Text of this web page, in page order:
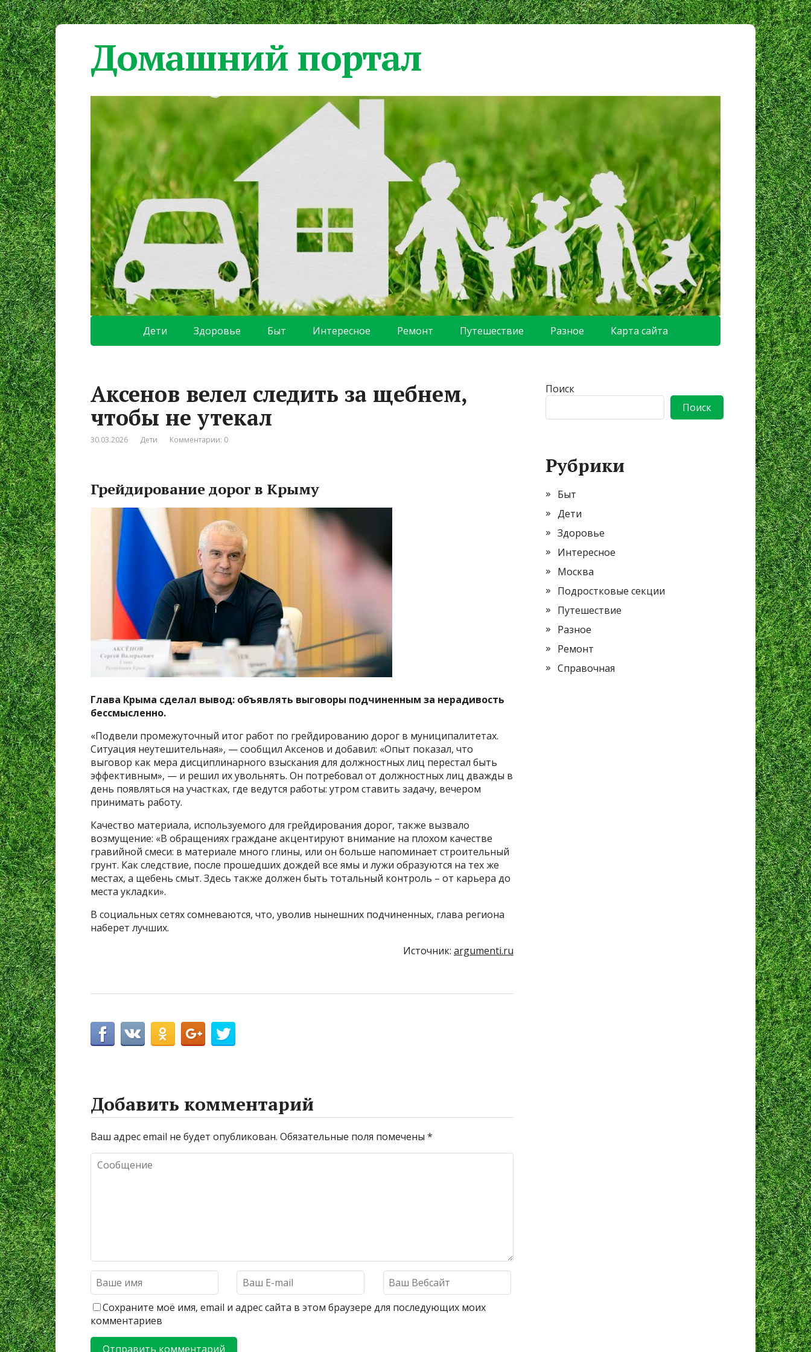
Домашний портал
Дети Здоровье Быт Интересное Ремонт Путешествие Разное Карта сайта
Аксенов велел следить за щебнем,
чтобы не утекал
30.03.2026 Дети Комментарии: 0
Грейдирование дорог в Крыму
Глава Крыма сделал вывод: объявлять выговоры подчиненным за нерадивость
бессмысленно.
«Подвели промежуточный итог работ по грейдированию дорог в муниципалитетах.
Ситуация неутешительная», — сообщил Аксенов и добавил: «Опыт показал, что
выговор как мера дисциплинарного взыскания для должностных лиц перестал быть
эффективным», — и решил их увольнять. Он потребовал от должностных лиц дважды в
день появляться на участках, где ведутся работы: утром ставить задачу, вечером
принимать работу.
Качество материала, используемого для грейдирования дорог, также вызвало
возмущение: «В обращениях граждане акцентируют внимание на плохом качестве
гравийной смеси: в материале много глины, или он больше напоминает строительный
грунт. Как следствие, после прошедших дождей все ямы и лужи образуются на тех же
местах, а щебень смыт. Здесь также должен быть тотальный контроль – от карьера до
места укладки».
В социальных сетях сомневаются, что, уволив нынешних подчиненных, глава региона
наберет лучших.
Источник: argumenti.ru
Добавить комментарий
Ваш адрес email не будет опубликован. Обязательные поля помечены *
Сохраните моё имя, email и адрес сайта в этом браузере для последующих моих
комментариев
Поиск
Поиск
Рубрики
Быт
Дети
Здоровье
Интересное
Москва
Подростковые секции
Путешествие
Разное
Ремонт
Справочная